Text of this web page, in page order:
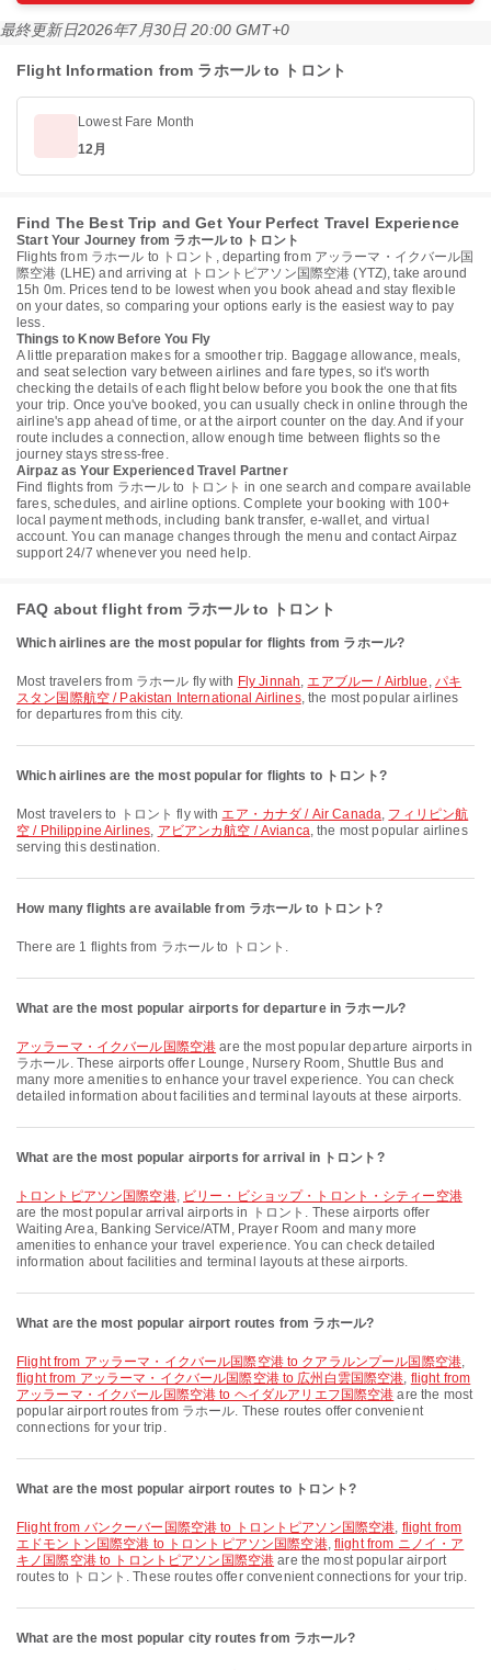
最終更新日2026年7月30日 20:00 GMT+0
Flight Information from ラホール to トロント
Lowest Fare Month
12月
Find The Best Trip and Get Your Perfect Travel Experience
Start Your Journey from ラホール to トロント
Flights from ラホール to トロント, departing from アッラーマ・イクバール国
際空港 (LHE) and arriving at トロントピアソン国際空港 (YTZ), take around
15h 0m. Prices tend to be lowest when you book ahead and stay flexible
on your dates, so comparing your options early is the easiest way to pay
less.
Things to Know Before You Fly
A little preparation makes for a smoother trip. Baggage allowance, meals,
and seat selection vary between airlines and fare types, so it's worth
checking the details of each flight below before you book the one that fits
your trip. Once you've booked, you can usually check in online through the
airline's app ahead of time, or at the airport counter on the day. And if your
route includes a connection, allow enough time between flights so the
journey stays stress-free.
Airpaz as Your Experienced Travel Partner
Find flights from ラホール to トロント in one search and compare available
fares, schedules, and airline options. Complete your booking with 100+
local payment methods, including bank transfer, e-wallet, and virtual
account. You can manage changes through the menu and contact Airpaz
support 24/7 whenever you need help.
FAQ about flight from ラホール to トロント
Which airlines are the most popular for flights from ラホール?
Most travelers from ラホール fly with Fly Jinnah, エアブルー / Airblue , パキ
スタン国際航空 / Pakistan International Airlines, the most popular airlines
for departures from this city.
Which airlines are the most popular for flights to トロント?
Most travelers to トロント fly with エア・カナダ / Air Canada, フィリピン航
空 / Philippine Airlines, アビアンカ航空 / Avianca, the most popular airlines
serving this destination.
How many flights are available from ラホール to トロント?
There are 1 flights from ラホール to トロント.
What are the most popular airports for departure in ラホール?
アッラーマ・イクバール国際空港 are the most popular departure airports in
ラホール. These airports offer Lounge, Nursery Room, Shuttle Bus and
many more amenities to enhance your travel experience. You can check
detailed information about facilities and terminal layouts at these airports.
What are the most popular airports for arrival in トロント?
トロントピアソン国際空港, ビリー・ビショップ・トロント・シティー空港
are the most popular arrival airports in トロント. These airports offer
Waiting Area, Banking Service/ATM, Prayer Room and many more
amenities to enhance your travel experience. You can check detailed
information about facilities and terminal layouts at these airports.
What are the most popular airport routes from ラホール?
flight from アッラーマ・イクバール国際空港 to クアラルンプール国際空港,
flight from アッラーマ・イクバール国際空港 to 広州白雲国際空港, flight from
アッラーマ・イクバール国際空港 to ヘイダルアリエフ国際空港 are the most
popular airport routes from ラホール. These routes offer convenient
connections for your trip.
What are the most popular airport routes to トロント?
flight from バンクーバー国際空港 to トロントピアソン国際空港, flight from
エドモントン国際空港 to トロントピアソン国際空港, flight from ニノイ・ア
キノ国際空港 to トロントピアソン国際空港 are the most popular airport
routes to トロント. These routes offer convenient connections for your trip.
What are the most popular city routes from ラホール?